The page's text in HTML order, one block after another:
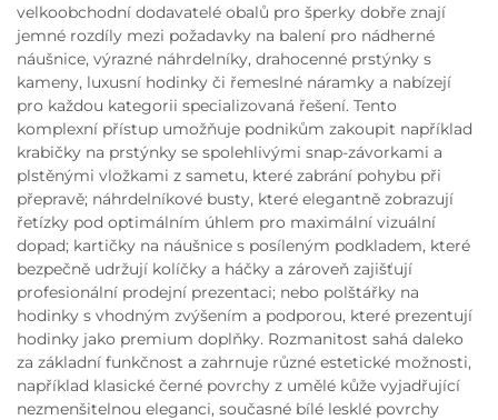
velkoobchodní dodavatelé obalů pro šperky dobře znají
jemné rozdíly mezi požadavky na balení pro nádherné
náušnice, výrazné náhrdelníky, drahocenné prstýnky s
kameny, luxusní hodinky či řemeslné náramky a nabízejí
pro každou kategorii specializovaná řešení. Tento
komplexní přístup umožňuje podnikům zakoupit například
krabičky na prstýnky se spolehlivými snap-závorkami a
plstěnými vložkami z sametu, které zabrání pohybu při
přepravě; náhrdelníkové busty, které elegantně zobrazují
řetízky pod optimálním úhlem pro maximální vizuální
dopad; kartičky na náušnice s posíleným podkladem, které
bezpečně udržují kolíčky a háčky a zároveň zajišťují
profesionální prodejní prezentaci; nebo polštářky na
hodinky s vhodným zvýšením a podporou, které prezentují
hodinky jako premium doplňky. Rozmanitost sahá daleko
za základní funkčnost a zahrnuje různé estetické možnosti,
například klasické černé povrchy z umělé kůže vyjadřující
nezmenšitelnou eleganci, současné bílé lesklé povrchy